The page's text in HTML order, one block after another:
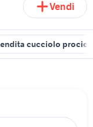
Vendi
cucciolo procione